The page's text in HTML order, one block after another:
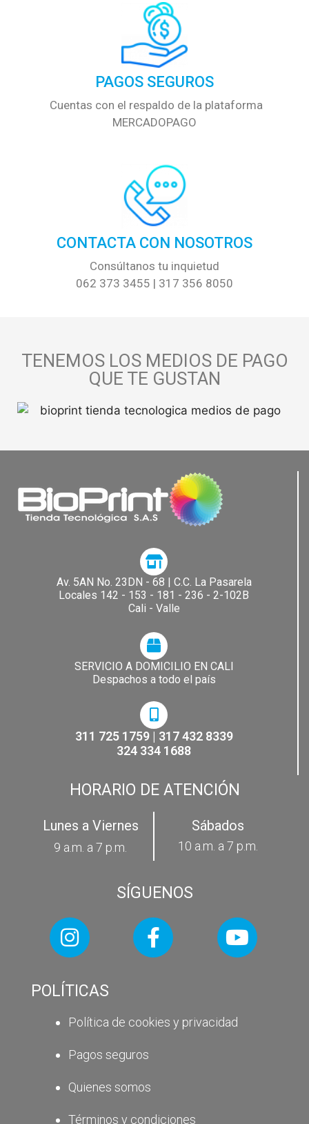
PAGOS SEGUROS
Cuentas con el respaldo de la plataforma
MERCADOPAGO
CONTACTA CON NOSOTROS
Consúltanos tu inquietud
062 373 3455 | 317 356 8050
TENEMOS LOS MEDIOS DE PAGO
QUE TE GUSTAN
Av. 5AN No. 23DN - 68 | C.C. La Pasarela​
Locales 142 - 153 - 181 - 236 - 2-102B
Cali - Valle
SERVICIO A DOMICILIO EN CALI
Despachos a todo el país
311 725 1759 | 317 432 8339
324 334 1688
HORARIO DE ATENCIÓN
Lunes a Viernes
9 a.m. a 7 p.m.
Sábados
10 a.m. a 7 p.m.
SÍGUENOS
POLÍTICAS
Política de cookies y privacidad
Pagos seguros
Quienes somos
Términos y condiciones